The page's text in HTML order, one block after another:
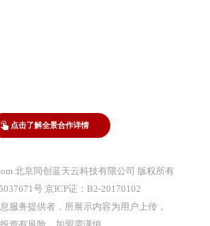
点击了解全景合作详情
北京同创蓝天云科技有限公司 版权所有
号 京ICP证：B2-20170102
服务提供者，所展示内容为用户上传，